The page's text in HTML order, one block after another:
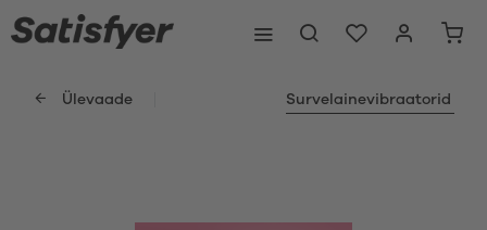
Ülevaade Survelainevibraatorid